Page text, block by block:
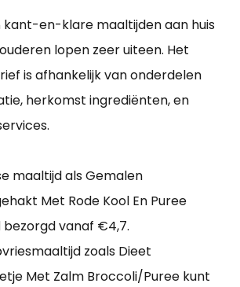
kant-en-klare maaltijden aan huis
lopen zeer uiteen. Het
is afhankelijk van onderdelen
herkomst ingrediënten, en
maaltijd als Gemalen
Met Rode Kool En Puree
vanaf €4,7.
zoals Dieet
Met Zalm Broccoli/Puree kunt